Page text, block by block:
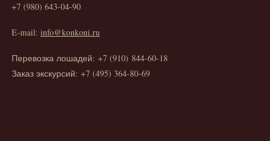
​+7 (980) 643-04-90
E-mail: info@konkoni.ru
Перевозка лошадей: +7 (910) 844-60-18
Заказ экскурсий: +7 (495) 364-80-69